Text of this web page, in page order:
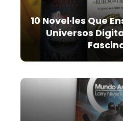
10 Novel·les Que
Universos